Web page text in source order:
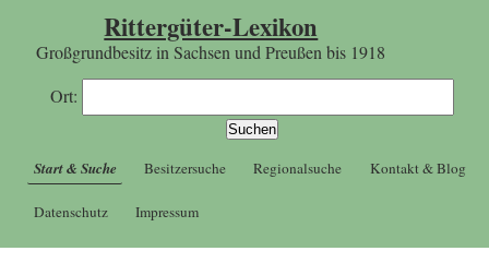
Rittergüter-Lexikon
Großgrundbesitz in Sachsen und Preußen bis 1918
Ort:
Start & Suche Besitzersuche Regionalsuche Kontakt & Blog
Datenschutz Impressum